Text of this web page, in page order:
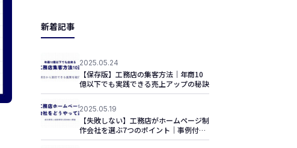
新着記事
2025.05.24
【保存版】工務店の集客方法｜年商10
億以下でも実践できる売上アップの秘訣
2025.05.19
【失敗しない】工務店がホームページ制
作会社を選ぶ7つのポイント｜事例付き
で解説！